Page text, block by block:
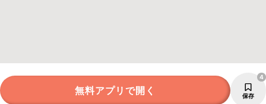
無料アプリで開く 保存
4